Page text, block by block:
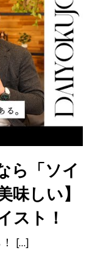
ら「ソイ
しい】
スト！
[…]